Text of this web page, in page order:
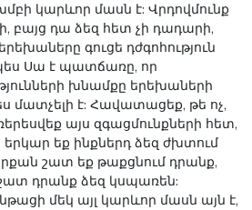
կարևոր մասն է: Վրդովմունք
բայց դա ձեզ հետ չի դադարի,
գուցե դժգոհություն
Սա է պատճառը, որ
խնամքը երեխաների
մատչելի է: Հավատացեք, թե ոչ,
այս զգացմունքների հետ,
եք ինքներդ ձեզ ժխտում
շատ եք թաքցնում դրանք,
դրանք ձեզ կսպառեն:
մեկ այլ կարևոր մասն այն է,